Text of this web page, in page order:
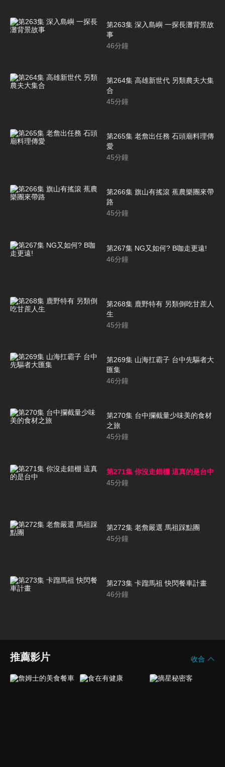
第263集 深入島嶼 一探長灘背景故
事
46分鐘
第264集 高雄新世代 另類農夫大集
合
45分鐘
第265集 老詹出任務 石頭廟料理傳
愛
45分鐘
第266集 旗山有搖滾 蕉農樂團來帶
路
45分鐘
第267集 NG又如何? B咖走更遠!
46分鐘
第268集 鹿野特有 另類倒吃甘蔗人
生
45分鐘
第269集 山海扛霸子 台中先驅者大
匯集
46分鐘
第270集 台中攔截量少味美的食材
之旅
45分鐘
第271集 你沒走錯棚 這真的是台中
45分鐘
第272集 老詹嚴選 馬祖踩點團
45分鐘
第273集 卡蹓馬祖 快閃餐車計畫
46分鐘
推薦影片 收合